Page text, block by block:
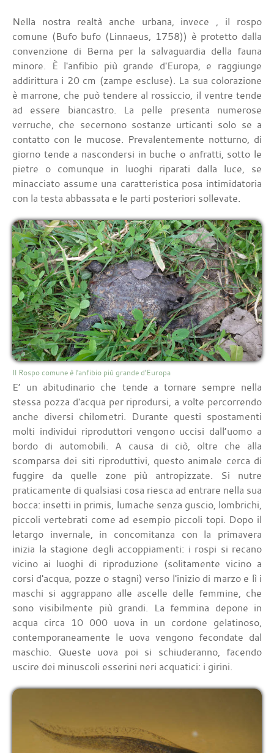
Nella nostra realtà anche urbana, invece , il rospo
comune (Bufo bufo (Linnaeus, 1758)) è protetto dalla
convenzione di Berna per la salvaguardia della fauna
minore. È l'anfibio più grande d'Europa, e raggiunge
addirittura i 20 cm (zampe escluse). La sua colorazione
è marrone, che può tendere al rossiccio, il ventre tende
ad essere biancastro. La pelle presenta numerose
verruche, che secernono sostanze urticanti solo se a
contatto con le mucose. Prevalentemente notturno, di
giorno tende a nascondersi in buche o anfratti, sotto le
pietre o comunque in luoghi riparati dalla luce, se
minacciato assume una caratteristica posa intimidatoria
con la testa abbassata e le parti posteriori sollevate.
Il Rospo comune è l'anfibio più grande d'Europa
E’ un abitudinario che tende a tornare sempre nella
stessa pozza d'acqua per riprodursi, a volte percorrendo
anche diversi chilometri. Durante questi spostamenti
molti individui riproduttori vengono uccisi dall’uomo a
bordo di automobili. A causa di ciò, oltre che alla
scomparsa dei siti riproduttivi, questo animale cerca di
fuggire da quelle zone più antropizzate. Si nutre
praticamente di qualsiasi cosa riesca ad entrare nella sua
bocca: insetti in primis, lumache senza guscio, lombrichi,
piccoli vertebrati come ad esempio piccoli topi. Dopo il
letargo invernale, in concomitanza con la primavera
inizia la stagione degli accoppiamenti: i rospi si recano
vicino ai luoghi di riproduzione (solitamente vicino a
corsi d'acqua, pozze o stagni) verso l'inizio di marzo e lì i
maschi si aggrappano alle ascelle delle femmine, che
sono visibilmente più grandi. La femmina depone in
acqua circa 10 000 uova in un cordone gelatinoso,
contemporaneamente le uova vengono fecondate dal
maschio. Queste uova poi si schiuderanno, facendo
uscire dei minuscoli esserini neri acquatici: i girini.